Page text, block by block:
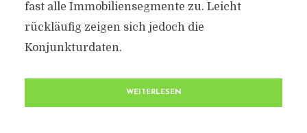
fast alle Immobiliensegmente zu. Leicht
rückläufig zeigen sich jedoch die
Konjunkturdaten.
WEITERLESEN